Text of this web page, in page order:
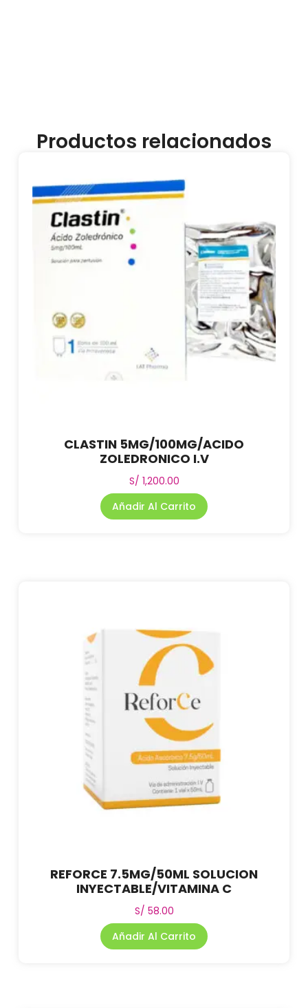
Productos relacionados
CLASTIN 5MG/100MG/ACIDO
ZOLEDRONICO I.V
S/ 1,200.00
Añadir Al Carrito
REFORCE 7.5MG/50ML SOLUCION
INYECTABLE/VITAMINA C
S/ 58.00
Añadir Al Carrito